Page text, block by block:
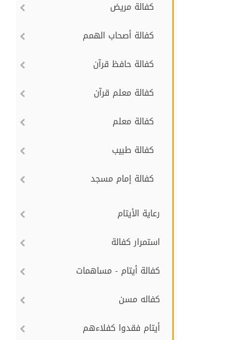
كفالة مريض
كفالة أصحاب الهمم
كفالة حافظ قرآن
كفالة معلم قرآن
كفالة معلم
كفالة طبيب
كفالة إمام مسجد
رعاية الأيتام
استمرار كفالة
كفالة أيتام - مساهمات
كفاله مسن
أيتام فقدوا كفلاءهم